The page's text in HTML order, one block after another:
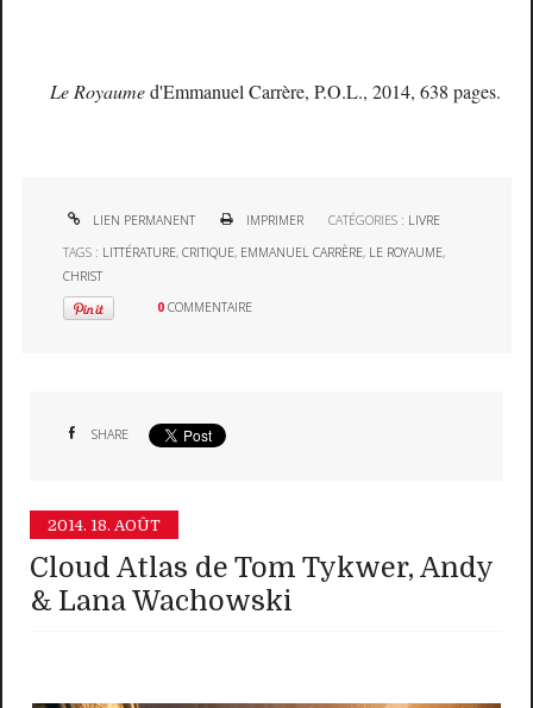
Le Royaumed'Emmanuel Carrère, P.O.L., 2014, 638 pages.
LIEN PERMANENT IMPRIMER CATÉGORIES : LIVRE
TAGS : LITTÉRATURE,CRITIQUE, EMMANUEL CARRÈRE, LE ROYAUME,
CHRIST
0 COMMENTAIRE
SHARE
2014. 18. AOÛT
Cloud Atlas de Tom Tykwer, Andy
& Lana Wachowski